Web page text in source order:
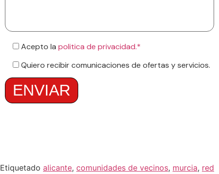
Acepto la politica de privacidad.*
Quiero recibir comunicaciones de ofertas y servicios.
Etiquetado alicante, comunidades de vecinos, murcia, red